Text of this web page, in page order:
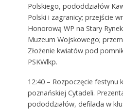
Polskiego, pododdziałów
Polski i zagranicy; przejście
Honorową WP na Stary
Muzeum Wojskowego;
Złożenie kwiatów pod
PSKWlkp.
12:40 – Rozpoczęcie festynu
poznańskiej Cytadeli.
pododdziałów, defilada w